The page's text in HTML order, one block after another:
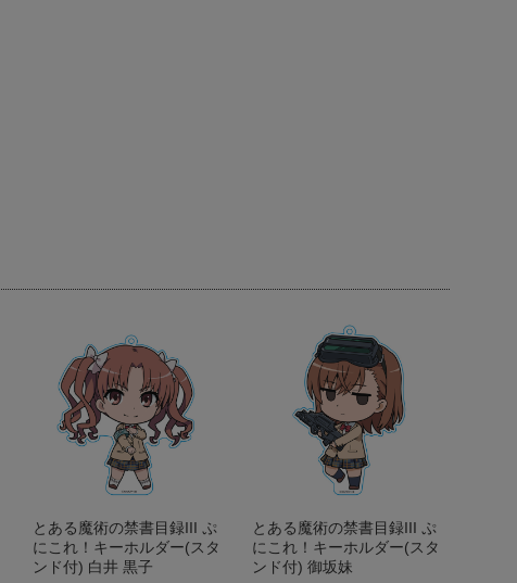
とある魔術の禁書目録III ぷ
にこれ！キーホルダー(スタ
ンド付) 白井 黒子
とある魔術の禁書目録III ぷ
にこれ！キーホルダー(スタ
ンド付) 御坂妹